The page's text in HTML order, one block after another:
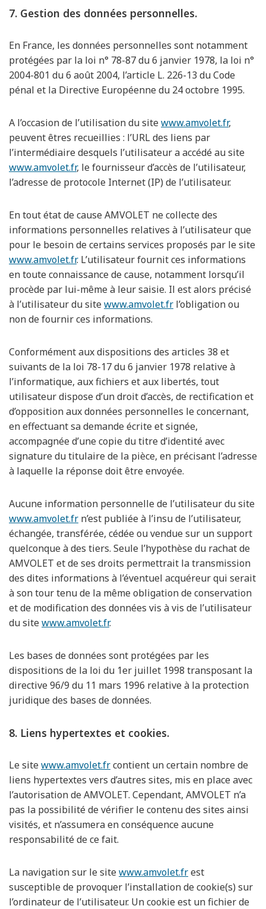
7. Gestion des données personnelles.
En France, les données personnelles sont notamment
protégées par la loi n° 78-87 du 6 janvier 1978, la loi n°
2004-801 du 6 août 2004, l’article L. 226-13 du Code
pénal et la Directive Européenne du 24 octobre 1995.
A l’occasion de l’utilisation du sitewww.amvolet.fr,
peuvent êtres recueillies : l’URL des liens par
l’intermédiaire desquels l’utilisateur a accédé au site
www.amvolet.fr, le fournisseur d’accès de l’utilisateur,
l’adresse de protocole Internet (IP) de l’utilisateur.
En tout état de cause AMVOLET ne collecte des
informations personnelles relatives à l’utilisateur que
pour le besoin de certains services proposés par le site
www.amvolet.fr. L’utilisateur fournit ces informations
en toute connaissance de cause, notamment lorsqu’il
procède par lui-même à leur saisie. Il est alors précisé
à l’utilisateur du sitewww.amvolet.fr l’obligation ou
non de fournir ces informations.
Conformément aux dispositions des articles 38 et
suivants de la loi 78-17 du 6 janvier 1978 relative à
l’informatique, aux fichiers et aux libertés, tout
utilisateur dispose d’un droit d’accès, de rectification et
d’opposition aux données personnelles le concernant,
en effectuant sa demande écrite et signée,
accompagnée d’une copie du titre d’identité avec
signature du titulaire de la pièce, en précisant l’adresse
à laquelle la réponse doit être envoyée.
Aucune information personnelle de l’utilisateur du site
www.amvolet.fr n’est publiée à l’insu de l’utilisateur,
échangée, transférée, cédée ou vendue sur un support
quelconque à des tiers. Seule l’hypothèse du rachat de
AMVOLET et de ses droits permettrait la transmission
des dites informations à l’éventuel acquéreur qui serait
à son tour tenu de la même obligation de conservation
et de modification des données vis à vis de l’utilisateur
du sitewww.amvolet.fr.
Les bases de données sont protégées par les
dispositions de la loi du 1er juillet 1998 transposant la
directive 96/9 du 11 mars 1996 relative à la protection
juridique des bases de données.
8. Liens hypertextes et cookies.
Le sitewww.amvolet.frcontient un certain nombre de
liens hypertextes vers d’autres sites, mis en place avec
l’autorisation de AMVOLET. Cependant, AMVOLET n’a
pas la possibilité de vérifier le contenu des sites ainsi
visités, et n’assumera en conséquence aucune
responsabilité de ce fait.
La navigation sur le sitewww.amvolet.frest
susceptible de provoquer l’installation de cookie(s) sur
l’ordinateur de l’utilisateur. Un cookie est un fichier de